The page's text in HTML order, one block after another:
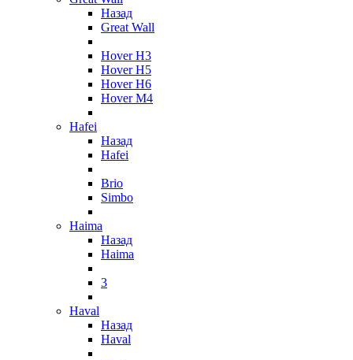
Назад
Great Wall
Hover H3
Hover H5
Hover H6
Hover M4
Hafei
Назад
Hafei
Brio
Simbo
Haima
Назад
Haima
3
Haval
Назад
Haval